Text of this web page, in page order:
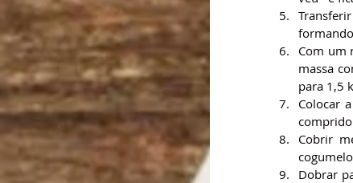
Com um
massa
para 1,5
Colocar
Cobrir
Dobrar